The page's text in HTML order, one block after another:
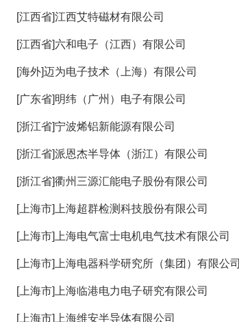
[江西省]江西艾特磁材有限公司
[江西省]六和电子（江西）有限公司
[海外]迈为电子技术（上海）有限公司
[广东省]明纬（广州）电子有限公司
[浙江省]宁波烯铝新能源有限公司
[浙江省]派恩杰半导体（浙江）有限公司
[浙江省]衢州三源汇能电子股份有限公司
[上海市]上海超群检测科技股份有限公司
[上海市]上海电气富士电机电气技术有限公司
[上海市]上海电器科学研究所（集团）有限公司
[上海市]上海临港电力电子研究有限公司
[上海市]上海维安半导体有限公司